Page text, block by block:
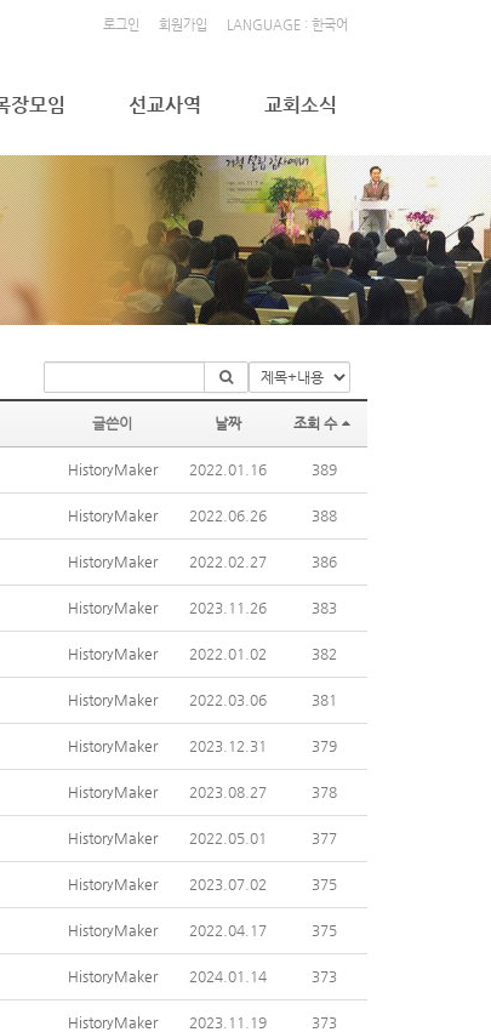
로그인 회원가입 LANGUAGE : 한국어
장모임 선교사역 교회소식
글쓴이 날짜 조회 수
HistoryMaker 2022.01.16 389
HistoryMaker 2022.06.26 388
HistoryMaker 2022.02.27 386
HistoryMaker 2023.11.26 383
HistoryMaker 2022.01.02 382
HistoryMaker 2022.03.06 381
HistoryMaker 2023.12.31 379
HistoryMaker 2023.08.27 378
HistoryMaker 2022.05.01 377
HistoryMaker 2023.07.02 375
HistoryMaker 2022.04.17 375
HistoryMaker 2024.01.14 373
HistoryMaker 2023.11.19 373